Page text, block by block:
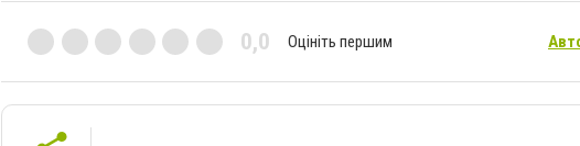
0,0 Оцініть першим